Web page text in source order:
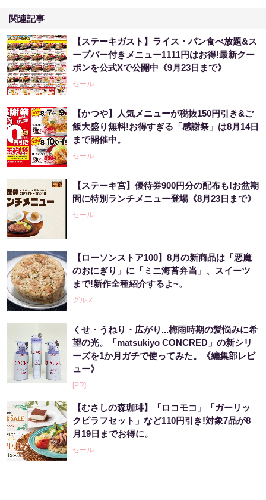
関連記事
【ステーキガスト】ライス・パン食べ放題&ス
ープバー付きメニュー1111円はお得!最新クー
ポンを公式Xで公開中《9月23日まで》
セール
【かつや】人気メニューが税抜150円引き&ご
飯大盛り無料!お得すぎる「感謝祭」は8月14日
まで開催中。
セール
【ステーキ宮】優待券900円分の配布も!お盆期
間に特別ランチメニュー登場《8月23日まで》
セール
【ローソンストア100】8月の新商品は「悪魔
のおにぎり」に「ミニ海苔弁当」、スイーツ
まで!新作全種紹介するよ~。
グルメ
くせ・うねり・広がり...梅雨時期の髪悩みに希
望の光。「matsukiyo CONCRED」の新シリ
ーズを1か月ガチで使ってみた。《編集部レビ
ュー》
[PR]
【むさしの森珈琲】「ロコモコ」「ガーリッ
クピラフセット」など110円引き!対象7品が8
月19日までお得に。
セール